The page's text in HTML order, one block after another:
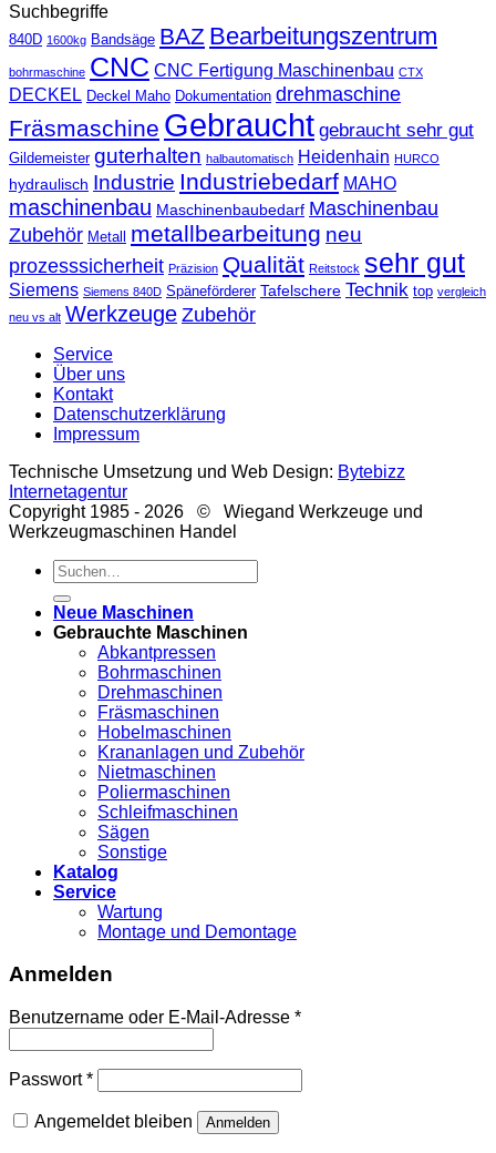
Suchbegriffe
840D 1600kg Bandsäge BAZ Bearbeitungszentrum
bohrmaschine CNC CNC Fertigung Maschinenbau CTX
DECKEL Deckel Maho Dokumentation drehmaschine
Fräsmaschine Gebraucht gebraucht sehr gut
Gildemeister guterhalten halbautomatisch Heidenhain HURCO
hydraulisch Industrie Industriebedarf MAHO
maschinenbau Maschinenbaubedarf Maschinenbau
Zubehör Metall metallbearbeitung neu
prozesssicherheit Präzision Qualität Reitstock sehr gut
Siemens Siemens 840D Späneförderer Tafelschere Technik top vergleich
neu vs alt Werkzeuge Zubehör
Service
Über uns
Kontakt
Datenschutzerklärung
Impressum
Technische Umsetzung und Web Design: Bytebizz
Internetagentur
Copyright 1985 - 2026 © Wiegand Werkzeuge und
Werkzeugmaschinen Handel
Suche
nach:
Neue Maschinen
Gebrauchte Maschinen
Abkantpressen
Bohrmaschinen
Drehmaschinen
Fräsmaschinen
Hobelmaschinen
Krananlagen und Zubehör
Nietmaschinen
Poliermaschinen
Schleifmaschinen
Sägen
Sonstige
Katalog
Service
Wartung
Montage und Demontage
Anmelden
Benutzername oder E-Mail-Adresse *
Passwort*
Angemeldet bleiben Anmelden